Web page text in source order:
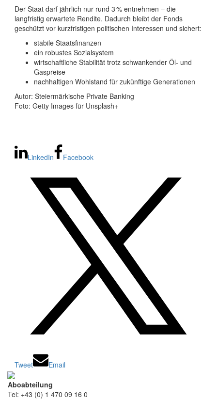
Der Staat darf jährlich nur rund 3 % entnehmen – die
langfristig erwartete Rendite. Dadurch bleibt der Fonds
geschützt vor kurzfristigen politischen Interessen und sichert:
stabile Staatsfinanzen
ein robustes Sozialsystem
wirtschaftliche Stabilität trotz schwankender Öl- und
Gaspreise
nachhaltigen Wohlstand für zukünftige Generationen
Autor: Steiermärkische Private Banking
Foto: Getty Images für Unsplash+
LinkedIn Facebook
Tweet Email
Aboabteilung
Tel: +43 (0) 1 470 09 16 0